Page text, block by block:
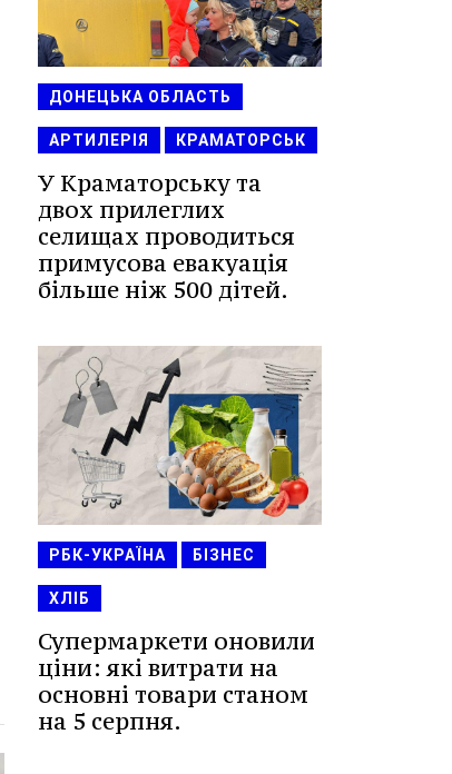
ДОНЕЦЬКА ОБЛАСТЬ
АРТИЛЕРІЯ КРАМАТОРСЬК
У Краматорську та
двох прилеглих
селищах проводиться
примусова евакуація
більше ніж 500 дітей.
РБК-УКРАЇНА БІЗНЕС
ХЛІБ
Супермаркети оновили
ціни: які витрати на
основні товари станом
на 5 серпня.